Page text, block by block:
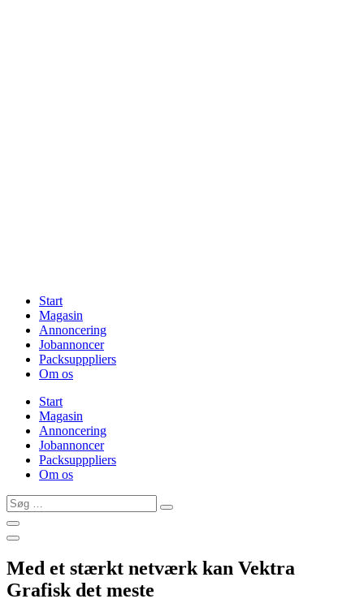
Start
Magasin
Annoncering
Jobannoncer
Packsupppliers
Om os
Start
Magasin
Annoncering
Jobannoncer
Packsupppliers
Om os
Søg
…
Med et stærkt netværk kan Vektra
Grafisk det meste